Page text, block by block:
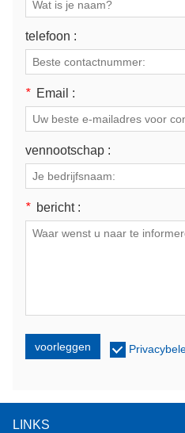
telefoon :
* Email :
vennootschap :
* bericht :
voorleggen
LINKS